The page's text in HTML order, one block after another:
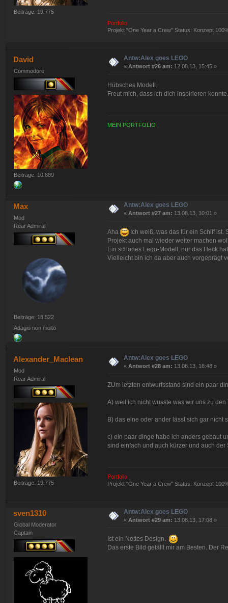
Beiträge: 19.775
Portfolio
Projekt "One Year a Crew" Status: Konzept
David
Commodore
Beiträge: 10.689
Antw:Alex goes LEGO
« Antwort #26 am: 12.08.13, 15:45 »
Hübsches Modell.
Freut mich, dass ich dich inspirieren
MEIN PORTFOLIO
Max
Mod
Rear Admiral
Beiträge: 18.522
Adagio non molto
Antw:Alex goes LEGO
« Antwort #27 am: 13.08.13, 10:01 »
Aha
Ich weiß, was das für ein Schiff ist.
Projekt auch mal wieder weiter machen
Ein schönes Lego-Modell, nur das Heck
Vielleicht bin ich da aber auch vorgeprägt
Alexander_Maclean
Mod
Rear Admiral
Beiträge: 19.775
Antw:Alex goes LEGO
« Antwort #28 am: 13.08.13, 16:48 »
ZUm letzten entwurfsstand sind ein paar
A) weil ich nicht wusste was wir uns zu
B) das eine oder ander lässt sich gar nicht
c) ein paar dinge habe ich anders gebaut
sind einfach und auch kürzer und auch
Portfolio
Projekt "One Year a Crew" Status: Konzept
sven1310
Global Moderator
Captain
Antw:Alex goes LEGO
« Antwort #29 am: 13.08.13, 17:08 »
Ist ein Nettes Design.
Das erste Bild gefällt mir am Besten. Der